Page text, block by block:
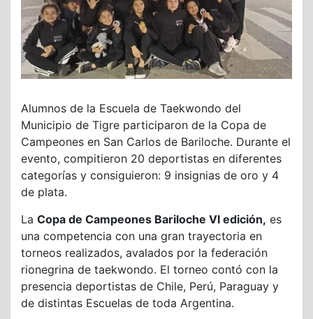
Alumnos de la Escuela de Taekwondo del
Municipio de Tigre participaron de la Copa de
Campeones en San Carlos de Bariloche. Durante el
evento, compitieron 20 deportistas en diferentes
categorías y consiguieron: 9 insignias de oro y 4
de plata.
La Copa de Campeones Bariloche VI edición, es
una competencia con una gran trayectoria en
torneos realizados, avalados por la federación
rionegrina de taekwondo. El torneo contó con la
presencia deportistas de Chile, Perú, Paraguay y
de distintas Escuelas de toda Argentina.